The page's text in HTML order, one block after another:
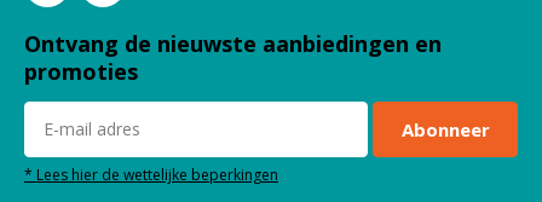
Ontvang de nieuwste aanbiedingen en
promoties
Abonneer
* Lees hier de wettelijke beperkingen